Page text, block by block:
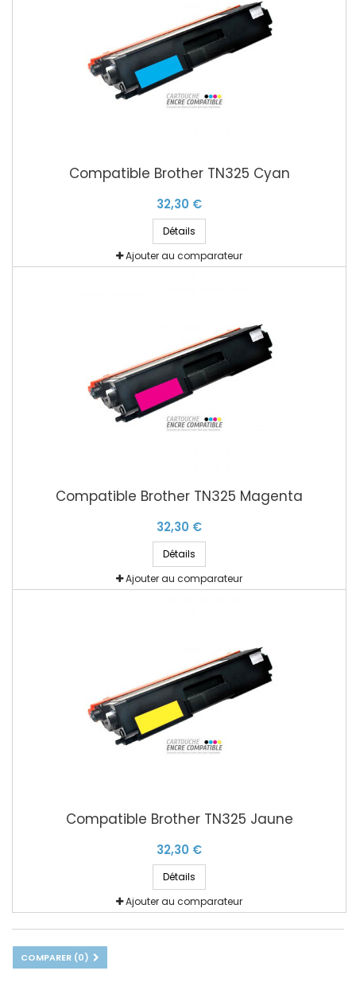
Compatible Brother TN325 Cyan
32,30 €
Détails
Ajouter au comparateur
Compatible Brother TN325 Magenta
32,30 €
Détails
Ajouter au comparateur
Compatible Brother TN325 Jaune
32,30 €
Détails
Ajouter au comparateur
COMPARER (0)